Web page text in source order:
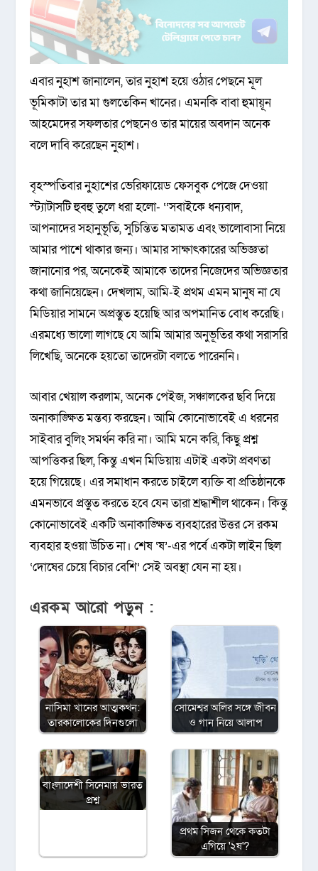
এবার নুহাশ জানালেন, তার নুহাশ হয়ে ওঠার পেছনে মূল
ভূমিকাটা তার মা গুলতেকিন খানের। এমনকি বাবা হুমায়ূন
আহমেদের সফলতার পেছনেও তার মায়ের অবদান অনেক
বলে দাবি করেছেন নুহাশ।
বৃহস্পতিবার নুহাশের ভেরিফায়েড ফেসবুক পেজে দেওয়া
স্ট্যাটাসটি হুবহু তুলে ধরা হলো- ‘‘সবাইকে ধন্যবাদ,
আপনাদের সহানুভূতি, সুচিন্তিত মতামত এবং ভালোবাসা নিয়ে
আমার পাশে থাকার জন্য। আমার সাক্ষাৎকারের অভিজ্ঞতা
জানানোর পর, অনেকেই আমাকে তাদের নিজেদের অভিজ্ঞতার
কথা জানিয়েছেন। দেখলাম, আমি-ই প্রথম এমন মানুষ না যে
মিডিয়ার সামনে অপ্রস্তুত হয়েছি আর অপমানিত বোধ করেছি।
এরমধ্যে ভালো লাগছে যে আমি আমার অনুভূতির কথা সরাসরি
লিখেছি, অনেকে হয়তো তাদেরটা বলতে পারেননি।
আবার খেয়াল করলাম, অনেক পেইজ, সঞ্চালকের ছবি দিয়ে
অনাকাঙ্ক্ষিত মন্তব্য করছেন। আমি কোনোভাবেই এ ধরনের
সাইবার বুলিং সমর্থন করি না। আমি মনে করি, কিছু প্রশ্ন
আপত্তিকর ছিল, কিন্তু এখন মিডিয়ায় এটাই একটা প্রবণতা
হয়ে গিয়েছে। এর সমাধান করতে চাইলে ব্যক্তি বা প্রতিষ্ঠানকে
এমনভাবে প্রস্তুত করতে হবে যেন তারা শ্রদ্ধাশীল থাকেন। কিন্তু
কোনোভাবেই একটি অনাকাঙ্ক্ষিত ব্যবহারের উত্তর সে রকম
ব্যবহার হওয়া উচিত না। শেষ ‘ষ’-এর পর্বে একটা লাইন ছিল
‘দোষের চেয়ে বিচার বেশি’ সেই অবস্থা যেন না হয়।
এরকম আরো পড়ুন :
নাসিমা খানের আত্মকথন:
তারকালোকের দিনগুলো
সোমেশ্বর অলির সঙ্গে জীবন
ও গান নিয়ে আলাপ
বাংলাদেশী সিনেমায় ভারত
প্রশ্ন
প্রথম সিজন থেকে কতটা
এগিয়ে '২ষ'?